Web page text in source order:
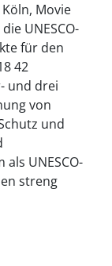
Movie
UNESCO-
für den
42
und drei
von
und
UNESCO-
streng